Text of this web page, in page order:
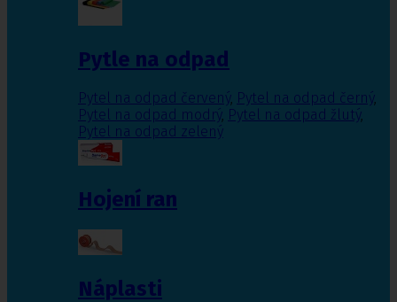
Pytle na odpad
Pytel na odpad červený, Pytel na odpad černý,
Pytel na odpad modrý, Pytel na odpad žlutý,
Pytel na odpad zelený
Hojení ran
Náplasti